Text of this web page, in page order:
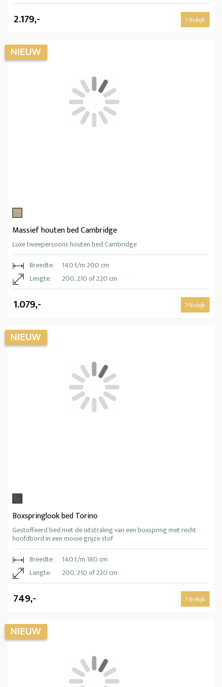
2.179,- Bekijk
Massief houten bed Cambridge
Luxe tweepersoons houten bed Cambridge
Breedte:
140 t/m 200 cm
Lengte:
200, 210 of 220 cm
1.079,- Bekijk
Boxspringlook bed Torino
Gestoffeerd bed met de uitstraling van een boxspring met recht
hoofdbord in een mooie grijze stof
Breedte:
140 t/m 180 cm
Lengte:
200, 210 of 220 cm
749,- Bekijk